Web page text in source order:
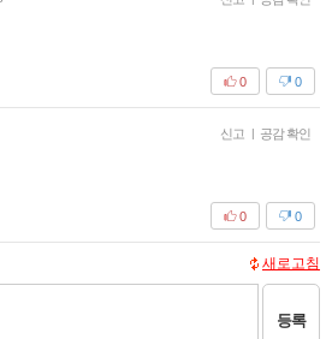
0
0
신고 | 공감 확인
0
0
새로고침
등록